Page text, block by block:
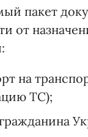
пакет
от
на
ТС);